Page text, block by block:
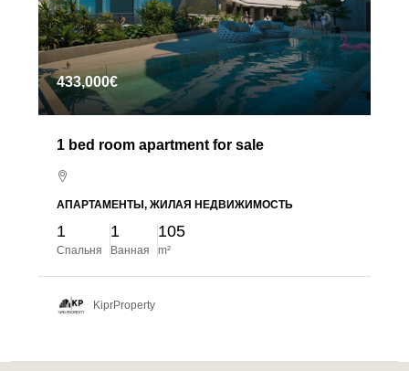
433,000€
1 bed room apartment for sale
АПАРТАМЕНТЫ, ЖИЛАЯ НЕДВИЖИМОСТЬ
1
Спальня
1
Ванная
105
m²
KiprProperty